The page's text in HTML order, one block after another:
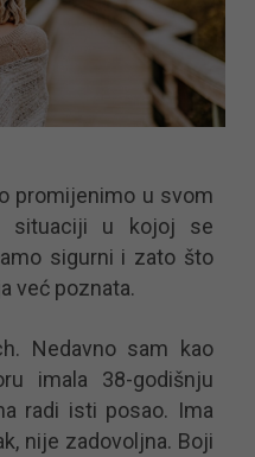
promijenimo u svom
situaciji u kojoj se
sigurni i zato što
već poznata.
Nedavno sam kao
imala 38-godišnju
radi isti posao. Ima
nije zadovoljna. Boji